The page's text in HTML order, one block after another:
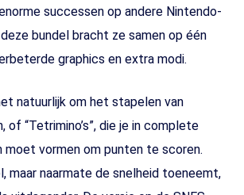
successen op andere Nintendo-
bundel bracht ze samen op één
graphics en extra modi.
natuurlijk om het stapelen van
of “Tetrimino’s”, die je in complete
moet vormen om punten te scoren.
maar naarmate de snelheid toeneemt,